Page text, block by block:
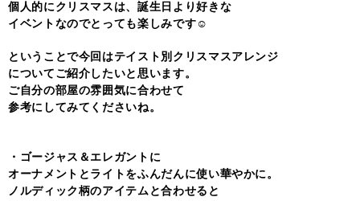
個人的にクリスマスは、誕生日より好きな
イベントなのでとっても楽しみです☺
ということで今回はテイスト別クリスマスアレンジ
についてご紹介したいと思います。
ご自分の部屋の雰囲気に合わせて
参考にしてみてくださいね。
・ゴージャス＆エレガントに
オーナメントとライトをふんだんに使い華やかに。
ノルディック柄のアイテムと合わせると